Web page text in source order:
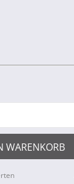
WARENKORB